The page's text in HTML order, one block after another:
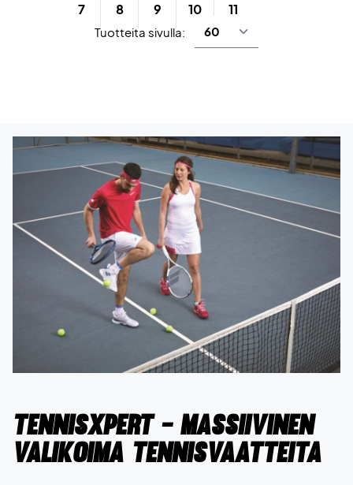
7 8 9 10 11
Tuotteita sivulla:
TennisXpert - Massiivinen
valikoima tennisvaatteita